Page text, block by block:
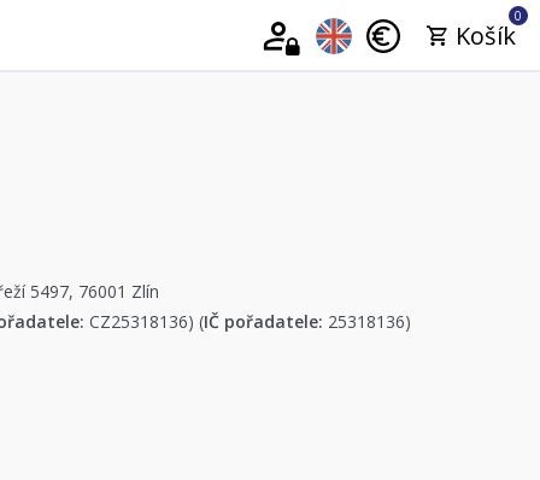
0
Košík
5497, 76001 Zlín
CZ25318136) (IČ pořadatele: 25318136)